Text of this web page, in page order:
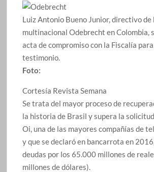
Luiz Antonio Bueno Junior, directivo de
multinacional Odebrecht en Colombia,
acta de compromiso con la Fiscalía
testimonio.
Foto:
Cortesía Revista Semana
Se trata del mayor proceso de
la historia de Brasil y supera la
Oi, una de las mayores compañías de
y que se declaró en bancarrota en
deudas por los 65.000 millones de
millones de dólares).